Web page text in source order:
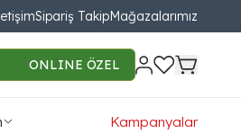
Sipariş TakipMağazalarımız
ONLINE ÖZEL
Kampanyalar